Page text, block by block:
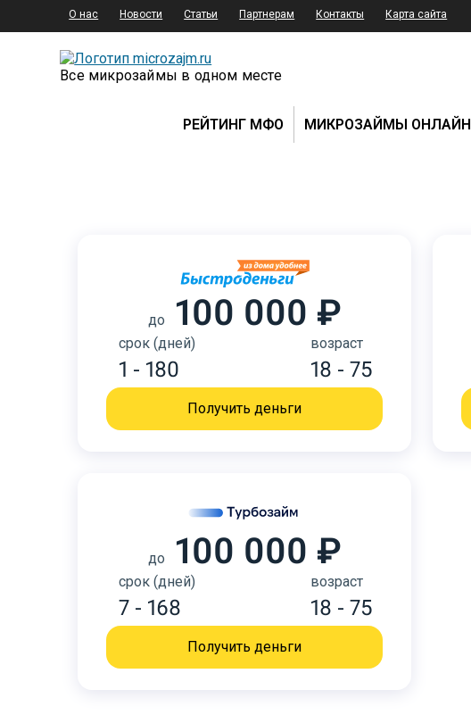
О нас Новости Статьи Партнерам Контакты Карта сайта
Все микрозаймы в одном месте
РЕЙТИНГ МФО МИКРОЗАЙМЫ ОНЛАЙН
до 100 000 ₽
срок (дней)
1 - 180
возраст
18 - 75
Получить деньги
до 100 000 ₽
срок (дней)
7 - 168
возраст
18 - 75
Получить деньги